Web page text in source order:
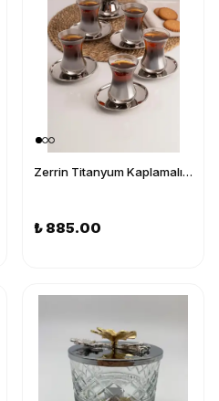
Zerrin Titanyum Kaplamalı 6 Kişilik 12 Parça Çay Seti,Çeyizlik,Hediyelik Bulaşık Makinasında Yıkanır
₺ 885.00